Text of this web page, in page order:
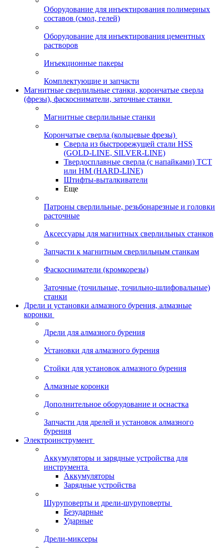
Оборудование для инъектирования полимерных
составов (смол, гелей)
Оборудование для инъектирования цементных
растворов
Инъекционные пакеры
Комплектующие и запчасти
Магнитные сверлильные станки, корончатые сверла
(фрезы), фаскосниматели, заточные станки
Магнитные сверлильные станки
Корончатые сверла (кольцевые фрезы)
Сверла из быстрорежущей стали HSS
(GOLD-LINE, SILVER-LINE)
Твердосплавные сверла (с напайками) ТСТ
или HM (HARD-LINE)
Штифты-выталкиватели
Еще
Патроны сверлильные, резьбонарезные и головки
расточные
Аксессуары для магнитных сверлильных станков
Запчасти к магнитным сверлильным станкам
Фаскосниматели (кромкорезы)
Заточные (точильные, точильно-шлифовальные)
станки
Дрели и установки алмазного бурения, алмазные
коронки
Дрели для алмазного бурения
Установки для алмазного бурения
Стойки для установок алмазного бурения
Алмазные коронки
Дополнительное оборудование и оснастка
Запчасти для дрелей и установок алмазного
бурения
Электроинструмент
Аккумуляторы и зарядные устройства для
инструмента
Аккумуляторы
Зарядные устройства
Шуруповерты и дрели-шуруповерты
Безударные
Ударные
Дрели-миксеры